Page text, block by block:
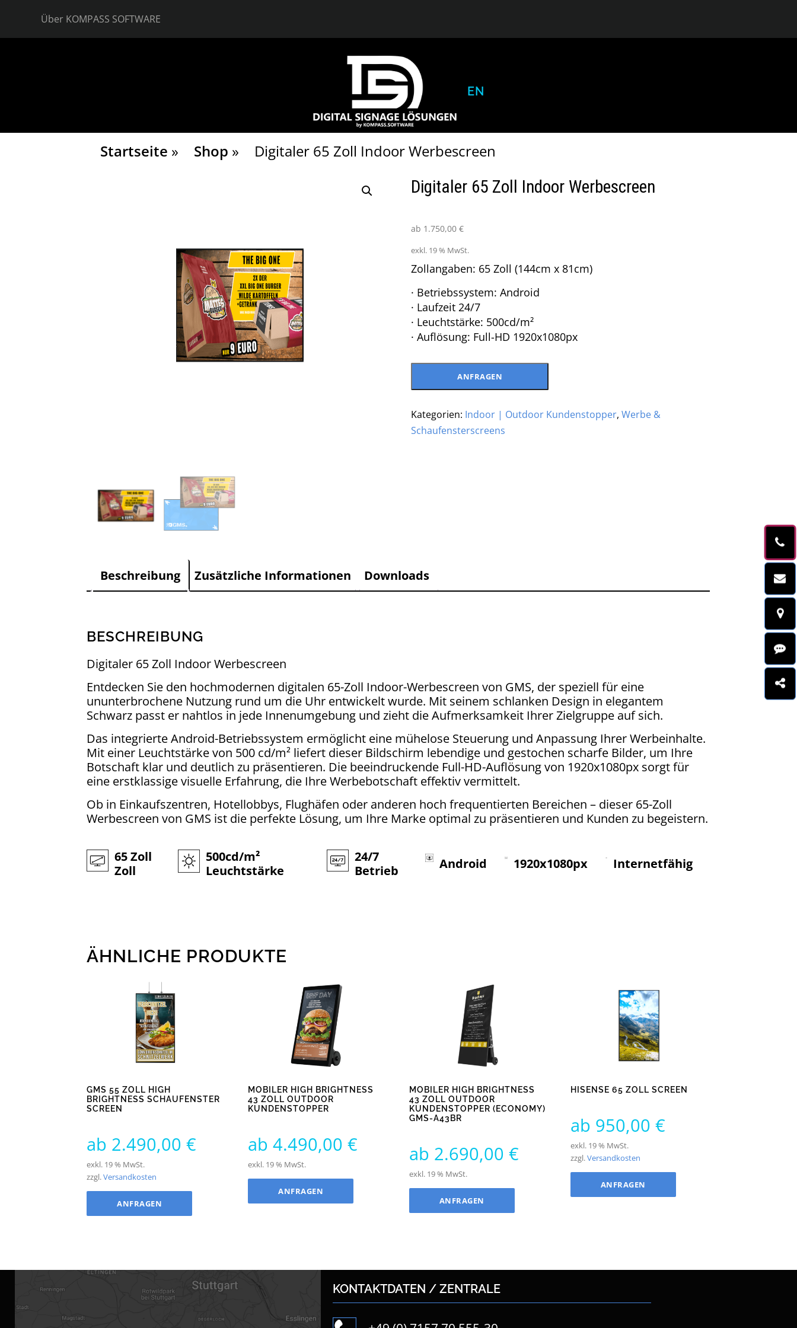
Über KOMPASS SOFTWARE
EN
Startseite » Shop » Digitaler 65 Zoll Indoor Werbescreen
Digitaler 65 Zoll Indoor Werbescreen
ab 1.750,00€
exkl. 19 % MwSt.
Zollangaben: 65 Zoll (144cm x 81cm)
· Betriebssystem: Android
· Laufzeit 24/7
· Leuchtstärke: 500cd/m²
· Auflösung: Full-HD 1920x1080px
ANFRAGEN
Kategorien: Indoor | Outdoor Kundenstopper,Werbe &
Schaufensterscreens
Beschreibung Zusätzliche Informationen Downloads
BESCHREIBUNG
Digitaler 65 Zoll Indoor Werbescreen
Entdecken Sie den hochmodernen digitalen 65-Zoll Indoor-Werbescreen von GMS, der speziell für eine
ununterbrochene Nutzung rund um die Uhr entwickelt wurde. Mit seinem schlanken Design in elegantem
Schwarz passt er nahtlos in jede Innenumgebung und zieht die Aufmerksamkeit Ihrer Zielgruppe auf sich.
Das integrierte Android-Betriebssystem ermöglicht eine mühelose Steuerung und Anpassung Ihrer Werbeinhalte.
Mit einer Leuchtstärke von 500 cd/m² liefert dieser Bildschirm lebendige und gestochen scharfe Bilder, um Ihre
Botschaft klar und deutlich zu präsentieren. Die beeindruckende Full-HD-Auflösung von 1920x1080px sorgt für
eine erstklassige visuelle Erfahrung, die Ihre Werbebotschaft effektiv vermittelt.
Ob in Einkaufszentren, Hotellobbys, Flughäfen oder anderen hoch frequentierten Bereichen – dieser 65-Zoll
Werbescreen von GMS ist die perfekte Lösung, um Ihre Marke optimal zu präsentieren und Kunden zu begeistern.
65 Zoll
Zoll
500cd/m²
Leuchtstärke
24/7
Betrieb
Android 1920x1080px Internetfähig
ÄHNLICHE PRODUKTE
GMS 55 ZOLL HIGH
BRIGHTNESS SCHAUFENSTER
SCREEN
ab 2.490,00€
exkl. 19 % MwSt.
zzgl.Versandkosten
ANFRAGEN
MOBILER HIGH BRIGHTNESS
43 ZOLL OUTDOOR
KUNDENSTOPPER
ab4.490,00€
exkl. 19 % MwSt.
ANFRAGEN
MOBILER HIGH BRIGHTNESS
43 ZOLL OUTDOOR
KUNDENSTOPPER (ECONOMY)
GMS-A43BR
ab 2.690,00 €
exkl. 19 % MwSt.
ANFRAGEN
HISENSE 65 ZOLL SCREEN
ab 950,00 €
exkl. 19 % MwSt.
zzgl.Versandkosten
ANFRAGEN
KONTAKTDATEN / ZENTRALE